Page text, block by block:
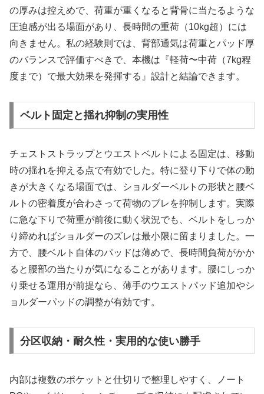
の厚みは控えめで、荷重が重くなると背骨に当たるような
圧迫感が出る場面があり、長時間の重荷（10kg超）には
向きません。私の経験則では、背部通気は荷重とパッド厚
のバランスで評価すべきで、本機は『軽荷〜中荷（7kg程
度まで）で最大効果を発揮する』設計と結論できます。
ベルト固定と揺れ抑制の実用性
チェストストラップとウエストベルトによる固定は、移動
時の揺れを抑える点で有効でした。特に登り下りで体の動
きが大きくなる場面では、ショルダーベルトの形状と腰ベ
ルトの密着度が合わさって荷物のブレを抑制します。実際
に急な下りで荷重が前後に動く状況でも、ベルトをしっか
り締めればショルダーのズレは最小限に留まりました。一
方で、腰ベルト自体のパッドは薄めで、長時間負荷がかか
ると腰部の当たりが気になることがあります。腰にしっか
り乗せる運用が前提なら、薄手のウエストパッド追加やシ
ョルダーパッドの調整が有効です。
分区収納・耐久性・実用的な使い勝手
内部は複数のポケットと仕切りで整理しやすく、ノート